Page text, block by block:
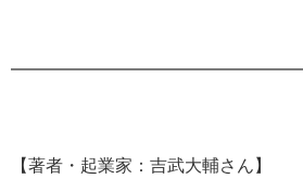
【著者・起業家：吉武大輔さん】